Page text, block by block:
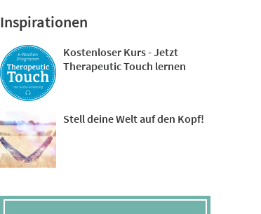
Inspirationen
Kostenloser Kurs - Jetzt
Therapeutic Touch lernen
Stell deine Welt auf den Kopf!